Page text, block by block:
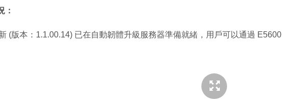
：
(版本：1.1.00.14) 已在自動韌體升級服務器準備就緒，用戶可以通過 E5600